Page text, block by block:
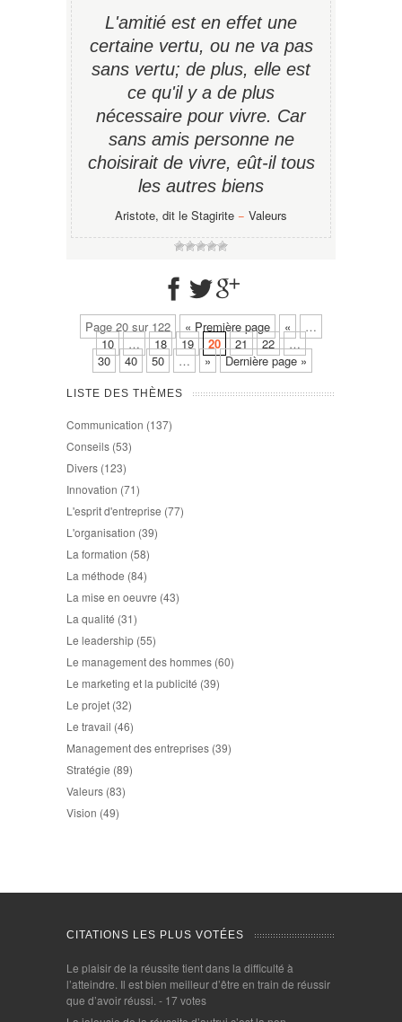
L'amitié est en effet une
certaine vertu, ou ne va pas
sans vertu; de plus, elle est
ce qu'il y a de plus
nécessaire pour vivre. Car
sans amis personne ne
choisirait de vivre, eût-il tous
les autres biens
Aristote, dit le Stagirite − Valeurs
Page 20 sur 122 « Première page «
…
10
… 18 19 20 21 22
…
30
40 50 … » Dernière page »
LISTE DES THÈMES
Communication (137)
Conseils (53)
Divers (123)
Innovation (71)
L'esprit d'entreprise (77)
L'organisation (39)
La formation (58)
La méthode (84)
La mise en oeuvre (43)
La qualité (31)
Le leadership (55)
Le management des hommes (60)
Le marketing et la publicité (39)
Le projet (32)
Le travail (46)
Management des entreprises (39)
Stratégie (89)
Valeurs (83)
Vision (49)
CITATIONS LES PLUS VOTÉES
Le plaisir de la réussite tient dans la difficulté à
l’atteindre. Il est bien meilleur d’être en train de réussir
que d’avoir réussi. - 17 votes